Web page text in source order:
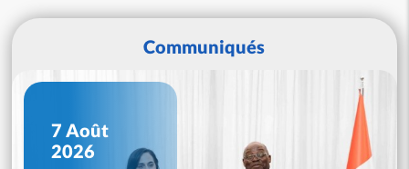
Communiqués
7 Août
2026